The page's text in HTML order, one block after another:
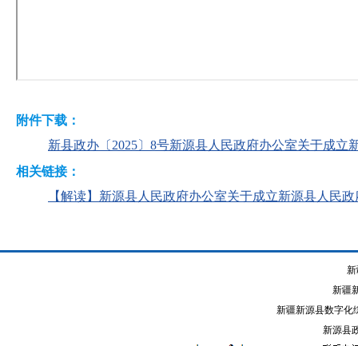
附件下载：
新县政办〔2025〕8号新源县人民政府办公室关于成立
相关链接：
【解读】新源县人民政府办公室关于成立新源县人民
新疆
新疆新源县数字化
新源县